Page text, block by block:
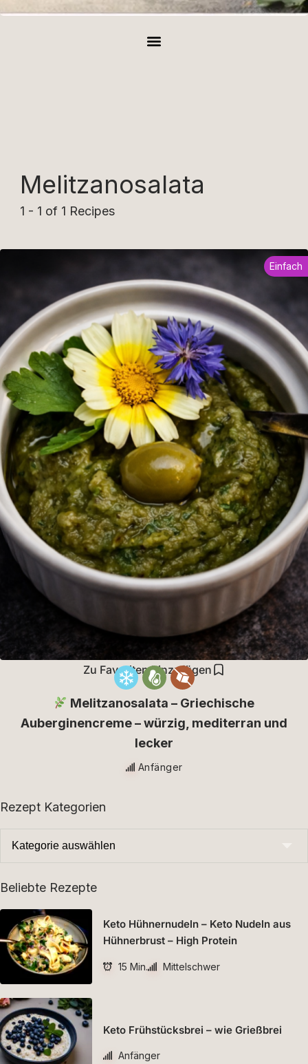
Melitzanosalata
1 - 1 of 1 Recipes
Zu Favoriten hinzufügen
Einfach
Melitzanosalata – Griechische
Auberginencreme – würzig, mediterran und
lecker
Anfänger
Rezept Kategorien
Beliebte Rezepte
Keto Hühnernudeln – Keto Nudeln aus
Hühnerbrust – High Protein
15 Min. Mittelschwer
Keto Frühstücksbrei – wie Grießbrei
Anfänger